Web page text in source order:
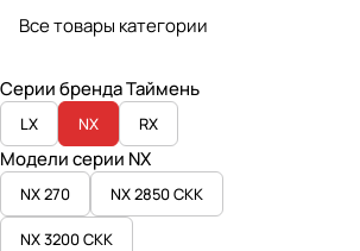
Все товары категории
Серии бренда Таймень
LX NX RX
Модели серии NX
NX 270 NX 2850 СКК
NX 3200 СКК